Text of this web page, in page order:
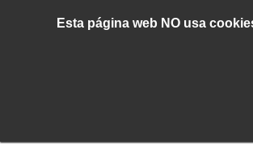
Esta página web NO usa